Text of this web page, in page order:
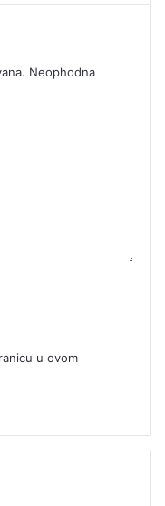
Neophodna
u ovom